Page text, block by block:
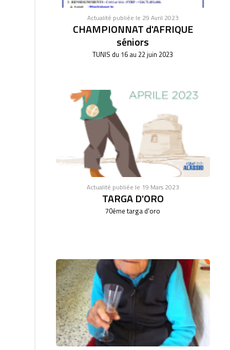
Actualité publiée le 29 Avril 2023
CHAMPIONNAT d'AFRIQUE
séniors
TUNIS du 16 au 22 juin 2023
Actualité publiée le 19 Mars 2023
TARGA D'ORO
70éme targa d'oro